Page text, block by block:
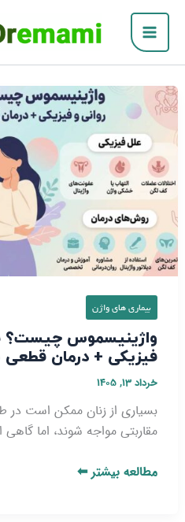
رفتن
محتوا
Main
Menu
بیماری های واژن
واژینیسموس چیست؟
فیزیکی + درمان
خرداد ۱۳, ۱۴۰۵
بسیاری از زنان ممکن است در
مقاربتی مواجه شوند، اما گاهی
واژینیسموس
چیست؟
بررسی
علل
روانی
و
فیزیکی
+
درمان
قطعی
ترس
از
دخول
مطالعه بیشتر ⬅